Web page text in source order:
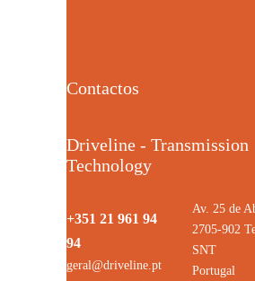
Contactos
Driveline - Transmission
Technology
+351 21 961 94
94
geral@driveline.pt
Av. 25 de
2705-902
SNT
Portugal